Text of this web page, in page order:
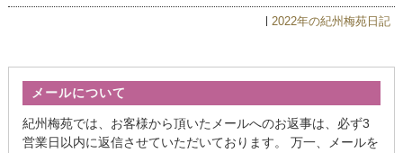
2022年の紀州梅苑日記
メールについて
紀州梅苑では、お客様から頂いたメールへのお返事は、必ず3
営業日以内に返信させていただいております。 万一、メールを